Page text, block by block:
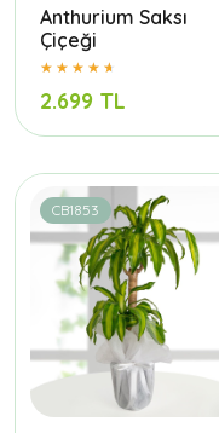
Anthurium Saksı
Çiçeği
2.699 TL
CB1853